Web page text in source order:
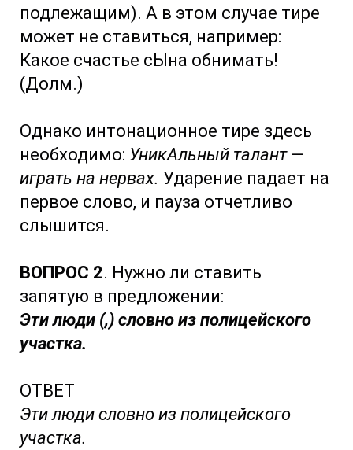
подлежащим). А в этом случае тире
может не ставиться, например:
Какое счастье сЫна обнимать!
(Долм.)
Однако интонационное тире здесь
необходимо: УникАльный талант —
играть на нервах. Ударение падает на
первое слово, и пауза отчетливо
слышится.
ВОПРОС 2. Нужно ли ставить
запятую в предложении:
Эти люди (,) словно из полицейского
участка.
ОТВЕТ
Эти люди словно из полицейского
участка.